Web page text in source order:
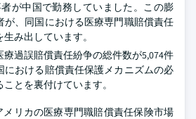
が中国で勤務していました。この膨
が、同国における医療専門職賠償責任
み出しています。
療過誤賠償責任紛争の総件数が5,074件
における賠償責任保護メカニズムの必
とを裏付けています。
リカの医療専門職賠償責任保険市場